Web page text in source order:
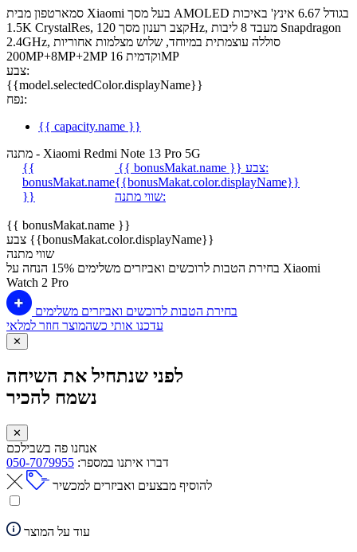
סמארטפון מבית Xiaomi בעל מסך AMOLED בגודל 6.67 אינץ' באיכות
1.5K CrystalRes, קצב רענון מסך 120Hz, מעבד 8 ליבות Snapdragon
2.4GHz, סוללה עוצמתית במיוחד, שלוש מצלמות אחוריות
200MP+8MP+2MP וקדמית 16MP
צבע:
{{model.selectedColor.displayName}}
נפח:
{{ capacity.name }}
מתנה - Xiaomi Redmi Note 13 Pro 5G
{{
bonusMakat.name
}}
{{ bonusMakat.name }}
צבע:
{{bonusMakat.color.displayName}}
שווי מתנה:
{{ bonusMakat.name }}
צבע {{bonusMakat.color.displayName}}
שווי מתנה
בחירת הטבות לרוכשים ואביזרים משלימים
15% הנחה על Xiaomi
Watch 2 Pro
בחירת הטבות לרוכשים ואביזרים משלימים
עדכנו אותי כשהמוצר חוזר למלאי
✕
לפני שנתחיל את השיחה
נשמח להכיר
✕
אנחנו פה בשבילכם
דברו איתנו במספר: 050-7079955
להוסיף מבצעים ואביזרים למכשיר
עוד על המוצר